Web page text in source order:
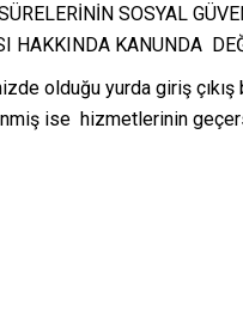
SOSYAL
HAKKINDA KANUNDA
olduğu yurda giriş
ise hizmetlerinin